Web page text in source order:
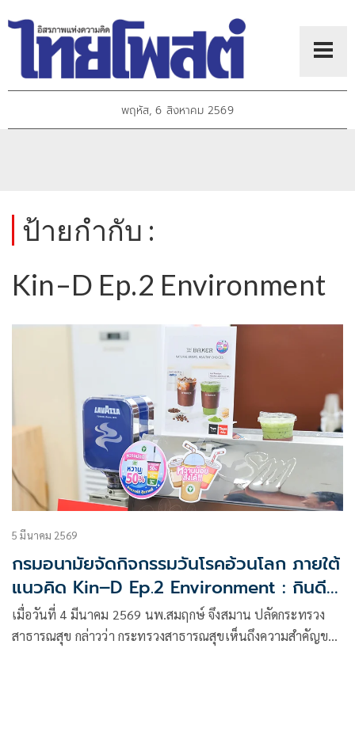
พฤหัส, 6 สิงหาคม 2569
ป้ายกำกับ :
Kin–D Ep.2 Environment
5 มีนาคม 2569
กรมอนามัยจัดกิจกรรมวันโรคอ้วนโลก ภายใต้
แนวคิด Kin–D Ep.2 Environment : กินดี
ลดอ้วน
เมื่อวันที่ 4 มีนาคม 2569 นพ.สมฤกษ์ จึงสมาน ปลัดกระทรวง
สาธารณสุข กล่าวว่า กระทรวงสาธารณสุขเห็นถึงความสำคัญของ